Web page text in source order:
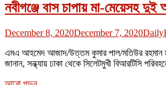
নবীগঞ্জে বাস চাপায় মা-মেয়েসহ
December 8, 2020December 7, 2020
এমএ আহমেদ আজাদ/উত্তম কুমার পাল/মতিউর রহমান
জানান, সন্ধ্যায় ঢাকা থেকে সিলেটমুখী বিআরটিসি